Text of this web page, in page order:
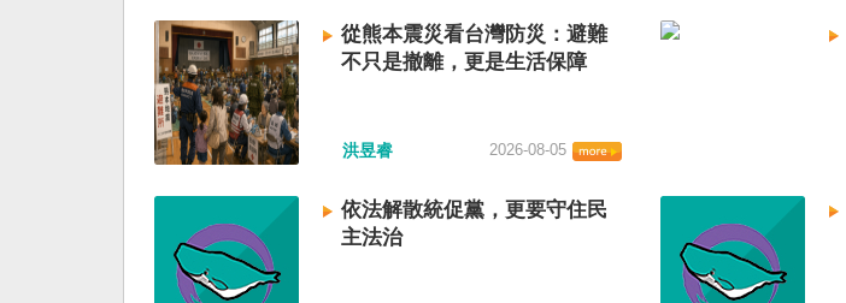
從熊本震災看台灣防災：避難
不只是撤離，更是生活保障
洪昱睿 2026-08-05
依法解散統促黨，更要守住民
主法治